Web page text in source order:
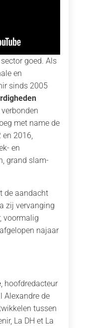
goed. Als
en
sinds 2005
met name de
en 2016,
en
grand slam-
de aandacht
zij vervanging
voormalig
najaar
, hoofdredacteur
Alexandre de
tussen
La DH et La